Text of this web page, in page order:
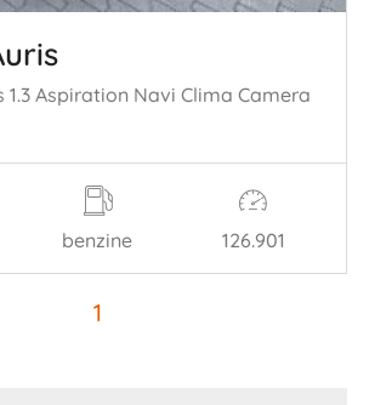
1.3 Aspiration Navi Clima Camera
benzine 126.901
1